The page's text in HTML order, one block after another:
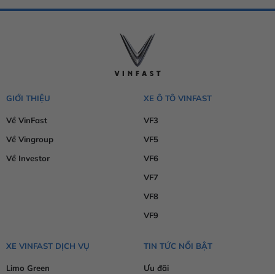
GIỚI THIỆU
Về VinFast
Về Vingroup
Về Investor
XE Ô TÔ VINFAST
VF3
VF5
VF6
VF7
VF8
VF9
XE VINFAST DỊCH VỤ
Limo Green
TIN TỨC NỔI BẬT
Ưu đãi